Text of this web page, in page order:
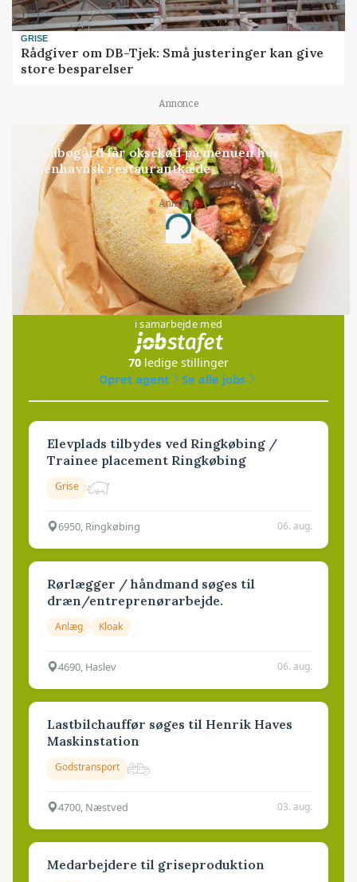
GRISE
Rådgiver om DB-Tjek: Små justeringer kan give
store besparelser
Annonce
BUSINESS
Grambogård får oksekød på menuen hos
københavnsk restaurantkæde
Annonce
Loading...
Jobs
i samarbejde med
70 ledige stillinger
Opret agent
Se alle jobs
Elevplads tilbydes ved Ringkøbing /
Trainee placement Ringkøbing
Grise
6950, Ringkøbing 06. aug.
Rørlægger / håndmand søges til
dræn/entreprenørarbejde.
Anlæg Kloak
4690, Haslev 06. aug.
Lastbilchauffør søges til Henrik Haves
Maskinstation
Godstransport
4700, Næstved 03. aug.
Medarbejdere til griseproduktion